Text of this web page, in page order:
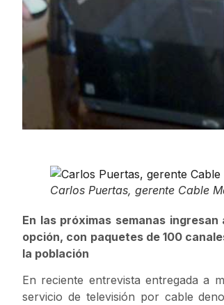
Carlos Puertas, gerente Cable
En las próximas semanas
opción, con paquetes de 100
la población
En reciente entrevista entregada a
servicio de televisión por cable